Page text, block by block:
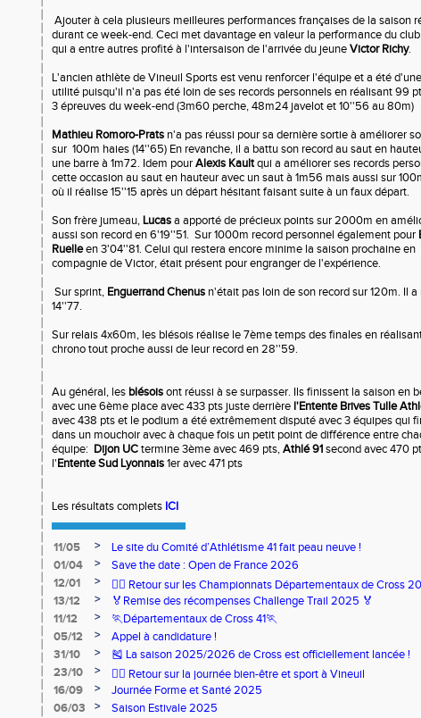
Ajouter à cela plusieurs meilleures performances françaises de la saison
durant ce week-end. Ceci met davantage en valeur la performance du
qui a entre autres profité à l'intersaison de l'arrivée du jeuneVictor Richy.
L'ancien athlète de Vineuil Sports est venu renforcer l'équipe et a été
utilité puisqu'il n'a pas été loin de ses records personnels en réalisant 99
3 épreuves du week-end (3m60 perche, 48m24 javelot et 10''56 au 80m)
Mathieu Romoro-Prats n'a pas réussi pour sa dernière sortie à améliorer
sur 100m haies (14''65) En revanche, il a battu son record au saut en
une barre à 1m72. Idem pourAlexis Kaultqui a améliorer ses records
cette occasion au saut en hauteur avec un saut à 1m56 mais aussi sur
où il réalise 15''15 après un départ hésitant faisant suite à un faux départ.
Son frère jumeau, Lucasa apporté de précieux points sur 2000m en
aussi son record en 6'19''51. Sur 1000m record personnel également pour
Ruelleen 3'04''81. Celui qui restera encore minime la saison prochaine en
compagnie de Victor, était présent pour engranger de l'expérience.
Sur sprint, Enguerrand Chenus n'était pas loin de son record sur 120m. Il a
14''77.
Sur relais 4x60m, les blésois réalise le 7ème temps des finales en
chrono tout proche aussi de leur record en 28''59.
Au général, les blésoisont réussi à se surpasser. Ils finissent la saison en
avec une 6ème place avec 433 pts juste derrière l'Entente Brives Tulle
avec 438 pts et le podium a été extrêmement disputé avec 3 équipes qui
dans un mouchoir avec à chaque fois un petit point de différence entre
équipe: Dijon UCtermine 3ème avec 469 pts,Athlé 91second avec 470
l'Entente Sud Lyonnais1er avec 471 pts
Les résultats complets ICI
11/05 >
Le site du Comité d’Athlétisme 41 fait peau neuve !
01/04
>
Save the date : Open de France 2026
12/01
>
🏃‍♂️ Retour sur les Championnats Départementaux de Cross
13/12
>
🏅Remise des récompenses Challenge Trail 2025 🏅
11/12
>
🏃Départementaux de Cross 41🏃
05/12
>
Appel à candidature !
31/10
>
🎽 La saison 2025/2026 de Cross est officiellement lancée !
23/10
>
🧘‍♀️ Retour sur la journée bien-être et sport à Vineuil
16/09
>
Journée Forme et Santé 2025
06/03
>
Saison Estivale 2025